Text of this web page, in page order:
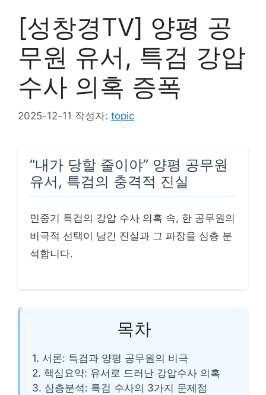
[성창경TV] 양평 공
무원 유서, 특검 강압
수사 의혹 증폭
2025-12-11 작성자: topic
“내가 당할 줄이야” 양평 공무원
유서, 특검의 충격적 진실
민중기 특검의 강압 수사 의혹 속, 한 공무원의
비극적 선택이 남긴 진실과 그 파장을 심층 분
석합니다.
목차
1. 서론: 특검과 양평 공무원의 비극
2. 핵심요약: 유서로 드러난 강압수사 의혹
3. 심층분석: 특검 수사의 3가지 문제점